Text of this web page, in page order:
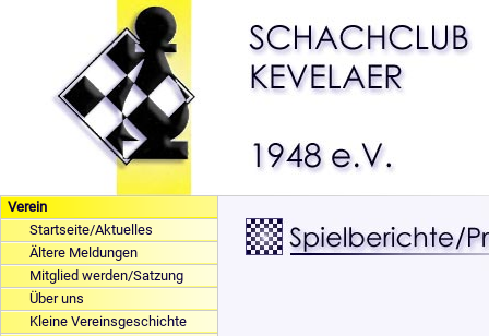
Verein
Startseite/Aktuelles
Ältere Meldungen
Mitglied werden/Satzung
Über uns
Kleine Vereinsgeschichte